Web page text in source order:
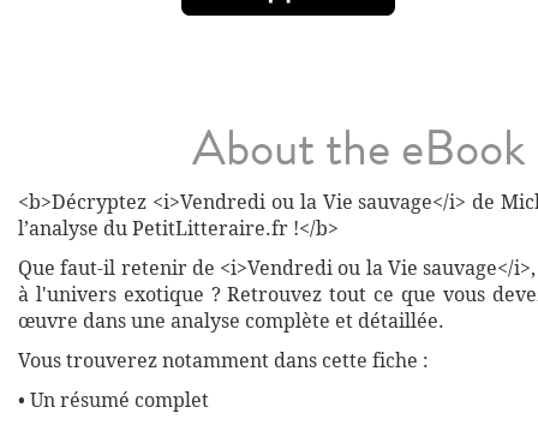
About the eBook
<b>Décryptez <i>Vendredi ou la Vie sauvage</i> de
l’analyse du PetitLitteraire.fr !</b>
Que faut-il retenir de <i>Vendredi ou la Vie sauvage</
à l'univers exotique ? Retrouvez tout ce que vous
œuvre dans une analyse complète et détaillée.
Vous trouverez notamment dans cette fiche :
• Un résumé complet